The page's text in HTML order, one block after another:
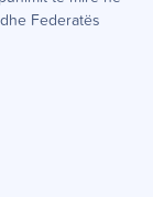
Federatës